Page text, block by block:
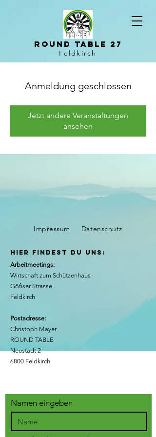
Round Table 27
Feldkirch
Anmeldung geschlossen
Jetzt andere Veranstaltungen
ansehen
Impressum Datenschutz
hier findest du uns:
Arbeitmeetings:
Wirtschaft zum Schützenhaus
Göfiser Strasse
Feldkirch
Postadresse:
Christoph Mayer
ROUND TABLE
Neustadt 2
6800 Feldkirch
Namen eingeben